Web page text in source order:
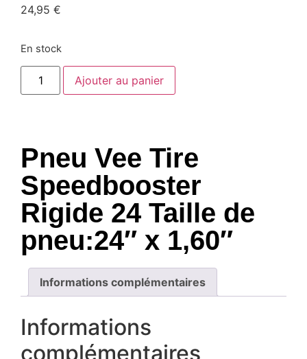
24,95 €
En stock
Ajouter au panier
Pneu Vee Tire
Speedbooster
Rigide 24 Taille de
pneu:24″ x 1,60″
Informations complémentaires
Informations
complémentaires